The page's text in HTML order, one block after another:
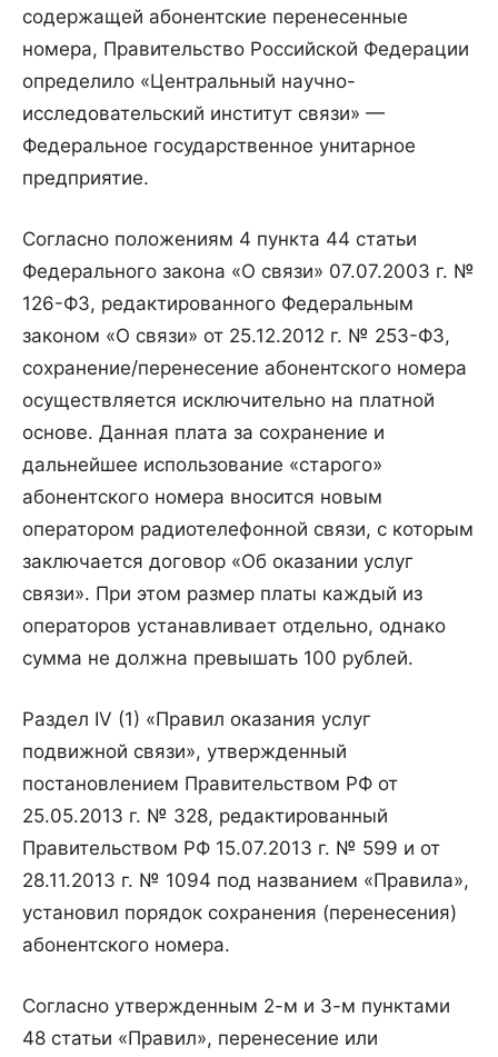
содержащей абонентские перенесенные
номера, Правительство Российской Федерации
определило «Центральный научно-
исследовательский институт связи» —
Федеральное государственное унитарное
предприятие.
Согласно положениям 4 пункта 44 статьи
Федерального закона «О связи» 07.07.2003 г. №
126-ФЗ, редактированного Федеральным
законом «О связи» от 25.12.2012 г. № 253-ФЗ,
сохранение/перенесение абонентского номера
осуществляется исключительно на платной
основе. Данная плата за сохранение и
дальнейшее использование «старого»
абонентского номера вносится новым
оператором радиотелефонной связи, с которым
заключается договор «Об оказании услуг
связи». При этом размер платы каждый из
операторов устанавливает отдельно, однако
сумма не должна превышать 100 рублей.
Раздел IV (1) «Правил оказания услуг
подвижной связи», утвержденный
постановлением Правительством РФ от
25.05.2013 г. № 328, редактированный
Правительством РФ 15.07.2013 г. № 599 и от
28.11.2013 г. № 1094 под названием «Правила»,
установил порядок сохранения (перенесения)
абонентского номера.
Согласно утвержденным 2-м и 3-м пунктами
48 статьи «Правил», перенесение или